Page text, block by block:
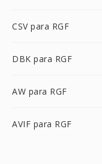
CSV para RGF
DBK para RGF
AW para RGF
AVIF para RGF